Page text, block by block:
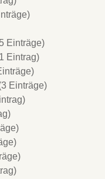
Einträge)
Eintrag)
Einträge)